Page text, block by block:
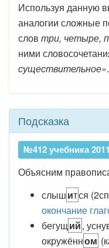
Используя данную
аналогии сложные
слов три, четыре,
ними
существительное».
Подсказка
№412 учебника
Объясним
слышится
окончание
бегущий,
окружённом